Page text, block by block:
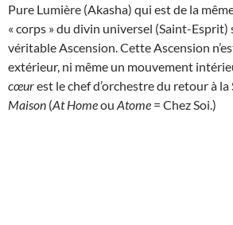
Pure Lumière (Akasha) qui est de la
« corps » du divin universel (Saint-Esprit)
véritable Ascension. Cette Ascension
extérieur, ni même un mouvement
cœurest le chef d’orchestre du retour à
Maison (At Homeou Atome = Chez Soi.)